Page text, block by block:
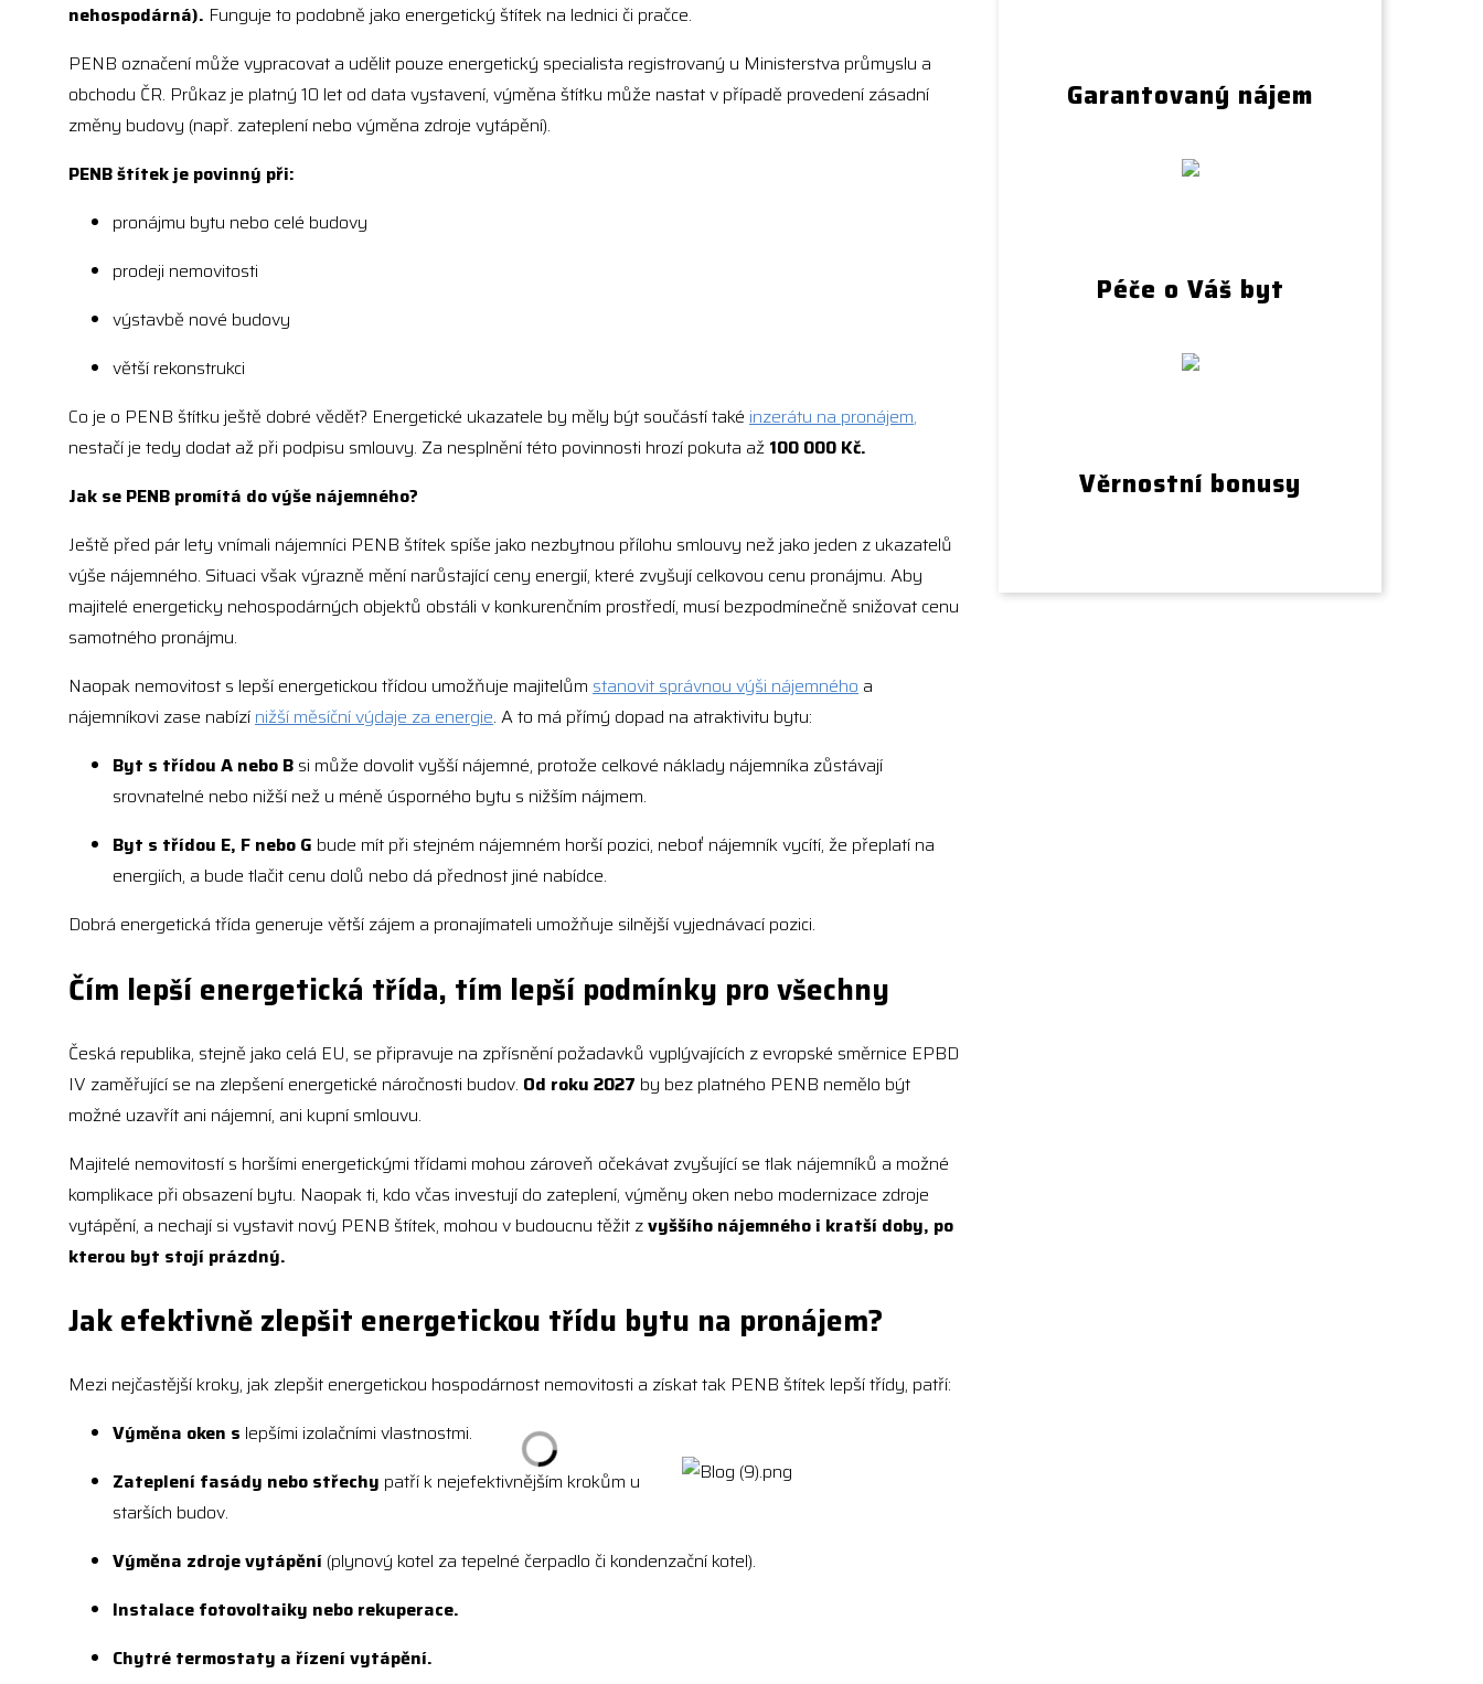
nehospodárná). Funguje to podobně jako energetický štítek na lednici či pračce.
PENB označení může vypracovat a udělit pouze energetický specialista registrovaný u Ministerstva průmyslu a
obchodu ČR. Průkaz je platný 10 let od data vystavení, výměna štítku může nastat v případě provedení zásadní
změny budovy (např. zateplení nebo výměna zdroje vytápění).
PENB štítek je povinný při:
pronájmu bytu nebo celé budovy
prodeji nemovitosti
výstavbě nové budovy
větší rekonstrukci
Co je o PENB štítku ještě dobré vědět? Energetické ukazatele by měly být součástí také inzerátu na pronájem,
nestačí je tedy dodat až při podpisu smlouvy. Za nesplnění této povinnosti hrozí pokuta až 100 000 Kč.
Jak se PENB promítá do výše nájemného?
Ještě před pár lety vnímali nájemníci PENB štítek spíše jako nezbytnou přílohu smlouvy než jako jeden z ukazatelů
výše nájemného. Situaci však výrazně mění narůstající ceny energií, které zvyšují celkovou cenu pronájmu. Aby
majitelé energeticky nehospodárných objektů obstáli v konkurenčním prostředí, musí bezpodmínečně snižovat cenu
samotného pronájmu.
Naopak nemovitost s lepší energetickou třídou umožňuje majitelům stanovit správnou výši nájemného a
nájemníkovi zase nabízínižší měsíční výdaje za energie. A to má přímý dopad na atraktivitu bytu:
Byt s třídou A nebo B si může dovolit vyšší nájemné, protože celkové náklady nájemníka zůstávají
srovnatelné nebo nižší než u méně úsporného bytu s nižším nájmem.
Byt s třídou E, F nebo G bude mít při stejném nájemném horší pozici, neboť nájemník vycítí, že přeplatí na
energiích, a bude tlačit cenu dolů nebo dá přednost jiné nabídce.
Dobrá energetická třída generuje větší zájem a pronajímateli umožňuje silnější vyjednávací pozici.
Čím lepší energetická třída, tím lepší podmínky pro všechny
Česká republika, stejně jako celá EU, se připravuje na zpřísnění požadavků vyplývajících z evropské směrnice EPBD
IV zaměřující se na zlepšení energetické náročnosti budov. Od roku 2027 by bez platného PENB nemělo být
možné uzavřít ani nájemní, ani kupní smlouvu.
Majitelé nemovitostí s horšími energetickými třídami mohou zároveň očekávat zvyšující se tlak nájemníků a možné
komplikace při obsazení bytu. Naopak ti, kdo včas investují do zateplení, výměny oken nebo modernizace zdroje
vytápění, a nechají si vystavit nový PENB štítek, mohou v budoucnu těžit zvyššího nájemného i kratší doby, po
kterou byt stojí prázdný.
Jak efektivně zlepšit energetickou třídu bytu na pronájem?
Mezi nejčastější kroky, jak zlepšit energetickou hospodárnost nemovitosti a získat tak PENB štítek lepší třídy, patří:
Výměna oken s lepšími izolačními vlastnostmi.
Zateplení fasády nebo střechy patří k nejefektivnějším krokům u
starších budov.
Výměna zdroje vytápění (plynový kotel za tepelné čerpadlo či kondenzační kotel).
Instalace fotovoltaiky nebo rekuperace.
Chytré termostaty a řízení vytápění.
Garantovaný nájem
Péče o Váš byt
Věrnostní bonusy